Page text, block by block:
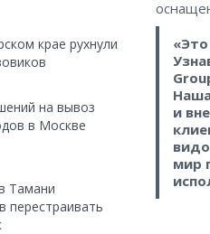
крае рухнули
на вывоз
в Москве
Тамани
перестраивать
и
мир